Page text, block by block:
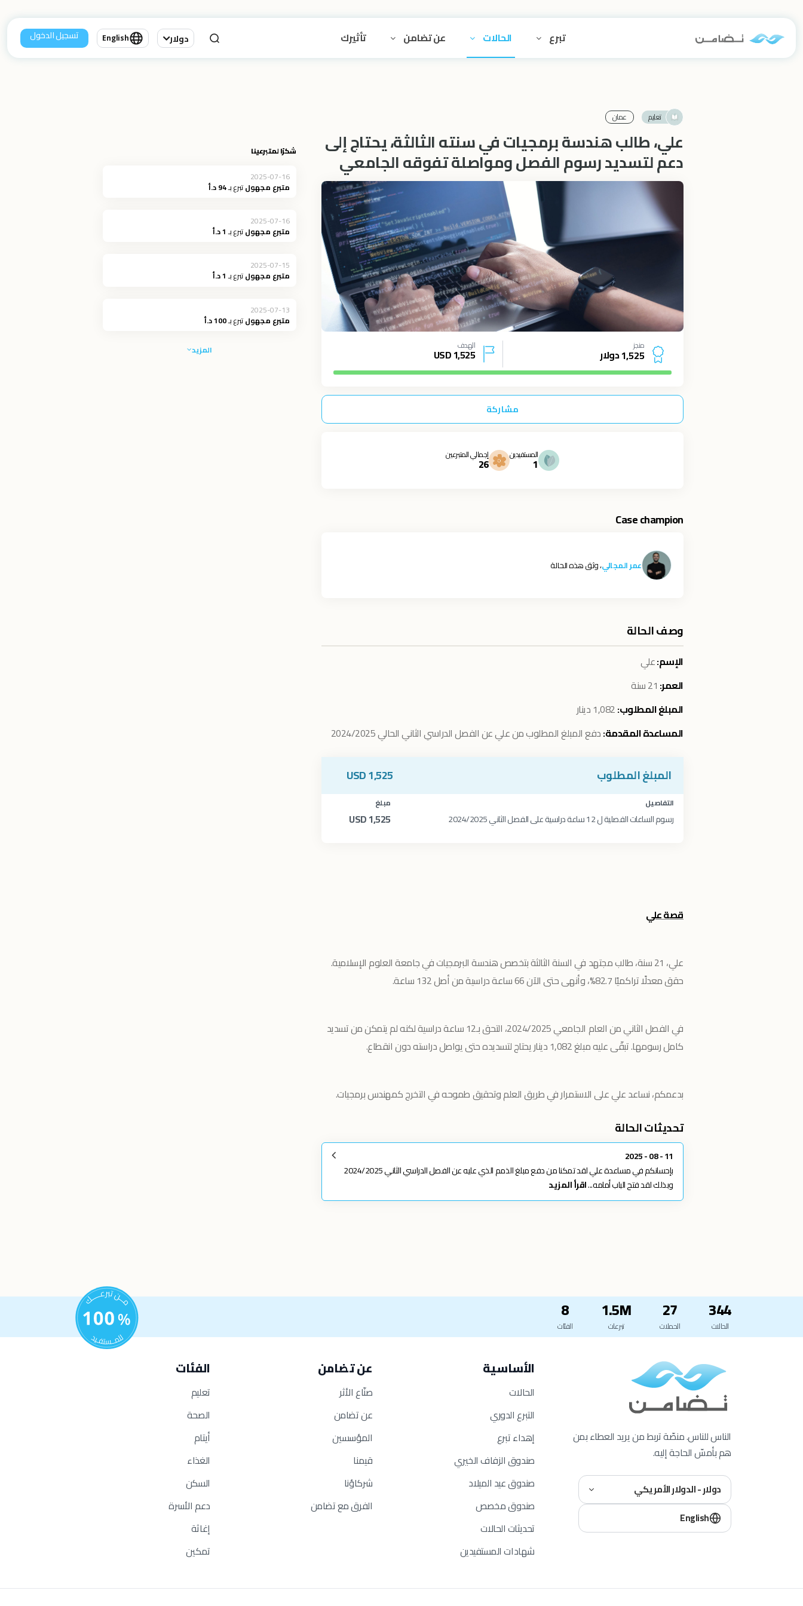
تبرع الحالات عن تضامن تأثيرك دولار English تسجيل الدخول
تعليم عمان
علي، طالب هندسة برمجيات في سنته الثالثة، يحتاج إلى
دعم لتسديد رسوم الفصل ومواصلة تفوقه الجامعي
منجز
1,525 دولار
الهدف
1,525
USD
مشاركة
المستفيدين
1
إجمالي المتبرعين
26
Case champion
عمر المجالي، وثق هذه الحالة
وصف الحالة
الإسم:علي
العمر: 21 سنة
المبلغ المطلوب:
المساعدة المقدمة:دفع المبلغ المطلوب من علي عن الفصل الدراسي الثاني الحالي 2024/2025
المبلغ المطلوب 1,525
USD
التفاصيل مبلغ
رسوم الساعات الفصلية ل 12 ساعة دراسية على الفصل الثاني 2024/2025 1,525
USD
قصة علي
علي، 21 سنة، طالب مجتهد في السنة الثالثة بتخصص هندسة البرمجيات في جامعة العلوم الإسلامية.
حقق معدلًا تراكميًا 82.7%، وأنهى حتى الآن 66 ساعة دراسية من أصل 132 ساعة.
في الفصل الثاني من العام الجامعي 2024/2025، التحق بـ12 ساعة دراسية لكنه لم يتمكن من تسديد
كامل رسومها. تبقّى عليه مبلغ 1,082 دينار يحتاج لتسديده حتى يواصل دراسته دون انقطاع.
بدعمكم، نساعد علي على الاستمرار في طريق العلم وتحقيق طموحه في التخرج كمهندس برمجيات.
تحديثات الحالة
11 - 08 - 2025
بإحسانكم في مساعدة علي لقد تمكنا من دفع مبلغ الذمم الذي عليه عن الفصل الدراسي الثاني 2024/2025
وبذلك لقد فتح الباب أمامه...اقرأ المزيد
شكرًا لمتبرعينا
2025-07-16
متبرع مجهولتبرع بـ94 د.أ
2025-07-16
متبرع مجهولتبرع بـ1 د.أ
2025-07-15
متبرع مجهولتبرع بـ1 د.أ
2025-07-13
متبرع مجهولتبرع بـ100 د.أ
المزيد
344
الحالات
27
الحملات
1.5M
تبرعات
8
الفئات
الناس للناس. منصّة تربط من يريد العطاء بمن
هم بأمسّ الحاجة إليه.
دولار - الدولار الأمريكي
English
الأساسية
الحالات
التبرع الدوري
إهداء تبرع
صندوق الزفاف الخيري
صندوق عيد الميلاد
صندوق مخصص
تحديثات الحالات
شهادات المستفيدين
عن تضامن
صنّاع الأثر
عن تضامن
المؤسسين
قيمنا
شركاؤنا
الفرق مع تضامن
الفئات
تعليم
الصحة
أيتام
الغذاء
السكن
دعم الأسرة
إغاثة
تمكين